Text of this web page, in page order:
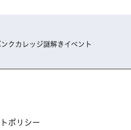
クカレッジ謎解きイベント
ポリシー